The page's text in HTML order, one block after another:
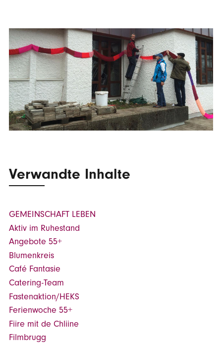
Verwandte Inhalte
GEMEINSCHAFT LEBEN
Aktiv im Ruhestand
Angebote 55+
Blumenkreis
Café Fantasie
Catering-Team
Fastenaktion/HEKS
Ferienwoche 55+
Fiire mit de Chliine
Filmbrugg